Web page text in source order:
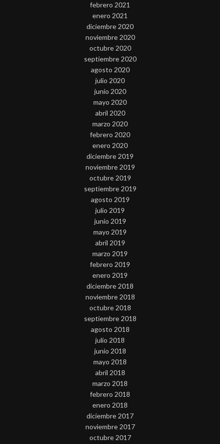
febrero 2021
enero 2021
diciembre 2020
noviembre 2020
octubre 2020
septiembre 2020
agosto 2020
julio 2020
junio 2020
mayo 2020
abril 2020
marzo 2020
febrero 2020
enero 2020
diciembre 2019
noviembre 2019
octubre 2019
septiembre 2019
agosto 2019
julio 2019
junio 2019
mayo 2019
abril 2019
marzo 2019
febrero 2019
enero 2019
diciembre 2018
noviembre 2018
octubre 2018
septiembre 2018
agosto 2018
julio 2018
junio 2018
mayo 2018
abril 2018
marzo 2018
febrero 2018
enero 2018
diciembre 2017
noviembre 2017
octubre 2017